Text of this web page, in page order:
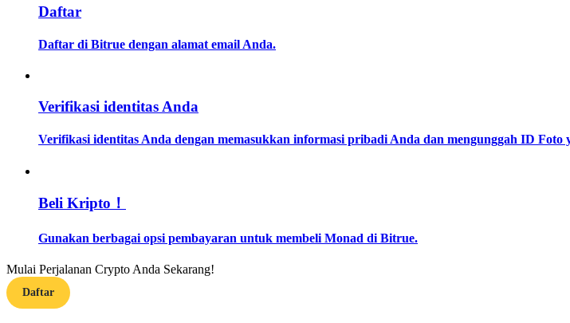
Informasi
Analisis data besar termasuk info perdagangan, dll.
Memandu
Daftar
Daftar di Bitrue dengan alamat email Anda.
Verifikasi identitas Anda
Verifikasi identitas Anda dengan memasukkan informasi pribadi Anda dan mengunggah ID Foto
Beli Kripto！
Gunakan berbagai opsi pembayaran untuk membeli Monad di Bitrue.
Mulai Perjalanan Crypto Anda Sekarang!
Daftar